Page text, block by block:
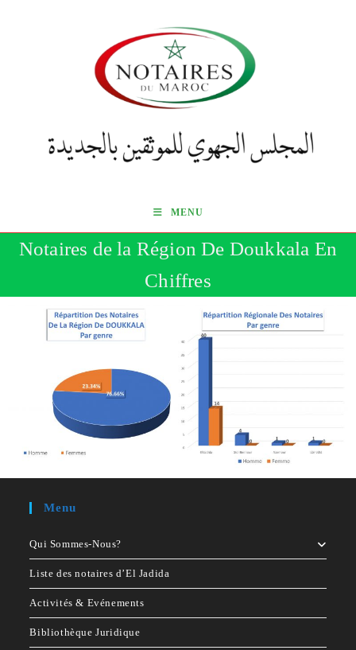
MENU
Notaires de la Région De Doukkala En
Chiffres
Menu
Qui Sommes-Nous?
Liste des notaires d’El Jadida
Activités & Evénements
Bibliothèque Juridique